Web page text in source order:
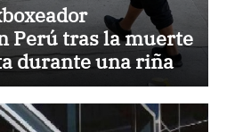
Perú tras la muerte
durante una riña